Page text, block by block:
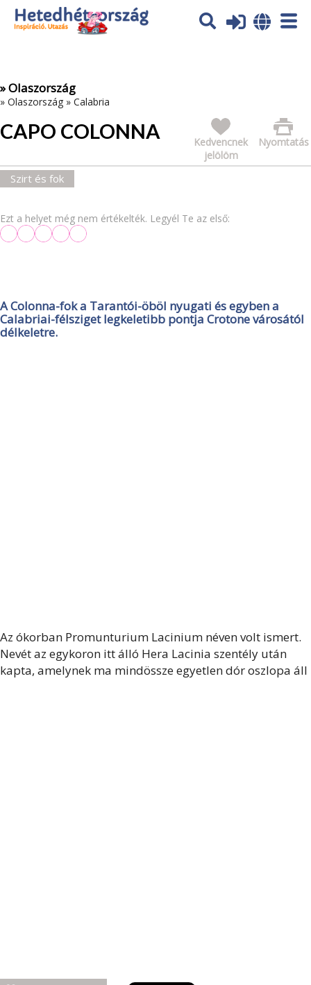
Az oldal sütiket (cookies) használ. További tájékoztatás itt:
Adatvédelmi tájékoztató
» Olaszország
» Olaszország » Calabria
CAPO COLONNA Nyomtatás
Kedvencnek
jelölöm
Szirt és fok
Ezt a helyet még nem értékelték. Legyél Te az első:
A Colonna-fok a Tarantói-öböl nyugati és egyben a
Calabriai-félsziget legkeletibb pontja Crotone városától
délkeletre.
Az ókorban Promunturium Lacinium néven volt ismert.
Nevét az egykoron itt álló Hera Lacinia szentély után
kapta, amelynek ma mindössze egyetlen dór oszlopa áll